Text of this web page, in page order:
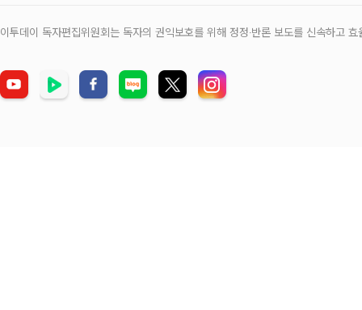
이투데이 독자편집위원회는 독자의 권익보호를 위해 정정‧반론 보도를 신속하고